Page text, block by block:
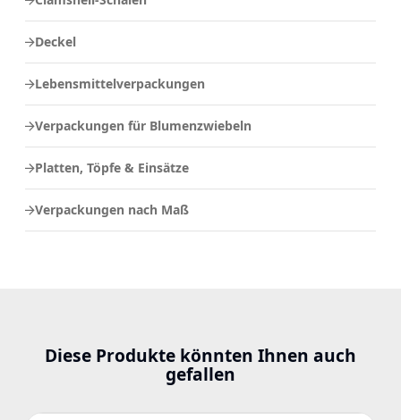
Deckel
Lebensmittelverpackungen
Verpackungen für Blumenzwiebeln
Platten, Töpfe & Einsätze
Verpackungen nach Maß
Diese Produkte könnten Ihnen auch
gefallen